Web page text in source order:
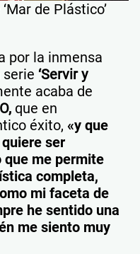
de Plástico’
por la inmensa
serie ‘Servir y
acaba de
que en
éxito, «y que
ser
que me permite
completa,
mi faceta de
he sentido una
me siento muy